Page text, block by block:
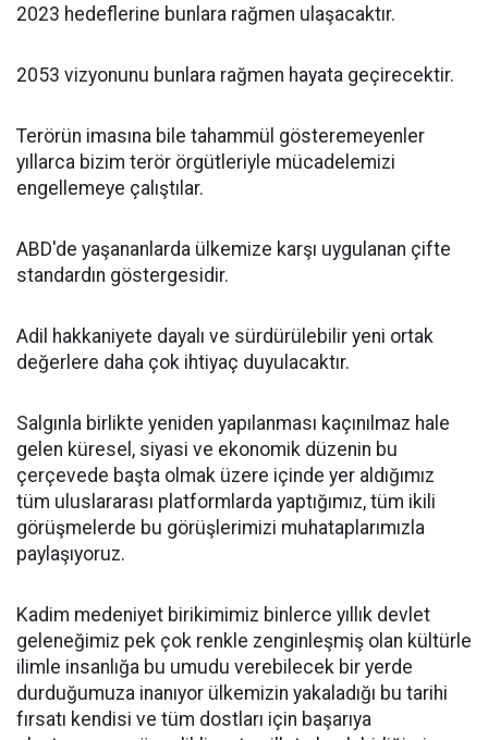
2023 hedeflerine bunlara rağmen ulaşacaktır.
2053 vizyonunu bunlara rağmen hayata geçirecektir.
Terörün imasına bile tahammül gösteremeyenler
yıllarca bizim terör örgütleriyle mücadelemizi
engellemeye çalıştılar.
ABD'de yaşananlarda ülkemize karşı uygulanan çifte
standardın göstergesidir.
Adil hakkaniyete dayalı ve sürdürülebilir yeni ortak
değerlere daha çok ihtiyaç duyulacaktır.
Salgınla birlikte yeniden yapılanması kaçınılmaz hale
gelen küresel, siyasi ve ekonomik düzenin bu
çerçevede başta olmak üzere içinde yer aldığımız
tüm uluslararası platformlarda yaptığımız, tüm ikili
görüşmelerde bu görüşlerimizi muhataplarımızla
paylaşıyoruz.
Kadim medeniyet birikimimiz binlerce yıllık devlet
geleneğimiz pek çok renkle zenginleşmiş olan kültürle
ilimle insanlığa bu umudu verebilecek bir yerde
durduğumuza inanıyor ülkemizin yakaladığı bu tarihi
fırsatı kendisi ve tüm dostları için başarıya